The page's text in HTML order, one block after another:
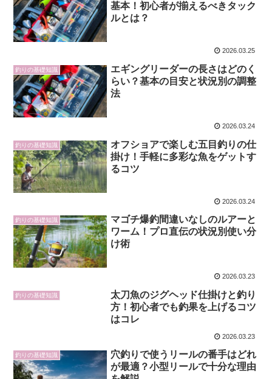
基本！初心者が揃えるべきタック
ルとは？
2026.03.25
釣りの基礎知識
エギングリーダーの長さはどのく
らい？基本の目安と状況別の調整
法
2026.03.24
釣りの基礎知識
オフショアで楽しむ五目釣りの仕
掛け！手軽に多彩な魚をゲットす
るコツ
2026.03.24
釣りの基礎知識
マゴチ爆釣間違いなしのルアーと
ワーム！プロ直伝の状況別使い分
け術
2026.03.23
釣りの基礎知識
太刀魚のジグヘッド仕掛けと釣り
方！初心者でも釣果を上げるコツ
はコレ
2026.03.23
釣りの基礎知識
穴釣りで使うリールの番手はどれ
が最適？小型リールで十分な理由